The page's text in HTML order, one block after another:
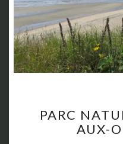
PARC
AUX-